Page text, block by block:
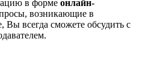
в форме онлайн-
возникающие в
Вы всегда сможете обсудить с